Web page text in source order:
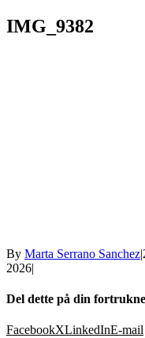
IMG_9382
By Marta Serrano Sanchez|
2026|
Del dette på din
FacebookXLinkedInE-mail